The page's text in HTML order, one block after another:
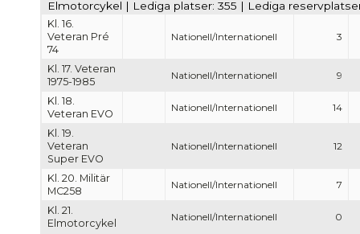
Elmotorcykel | Lediga platser: 355 | Lediga
Kl. 16.
Veteran Pré
74
Nationell/Internationell 3
Kl. 17. Veteran
1975-1985
Nationell/Internationell 9
Kl. 18.
Veteran EVO
Nationell/Internationell 14
Kl. 19.
Veteran
Super EVO
Nationell/Internationell 12
Kl. 20. Militär
MC258
Nationell/Internationell 7
Kl. 21.
Elmotorcykel
Nationell/Internationell 0